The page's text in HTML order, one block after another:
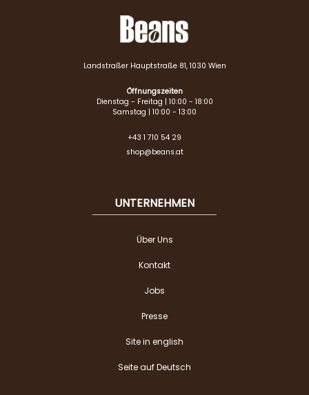
Landstraßer Hauptstraße 81, 1030 Wien
Öffnungszeiten
Dienstag - Freitag | 10:00 - 18:00
Samstag | 10:00 - 13:00
+43 1 710 54 29
shop@beans.at
UNTERNEHMEN
Über Uns
Kontakt
Jobs
Presse
Site in english
Seite auf Deutsch